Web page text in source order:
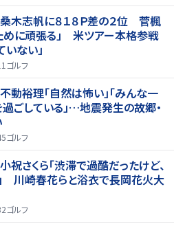
桑木志帆に８１８Ｐ差の２位 菅楓
めに頑張る」 米ツアー本格参戦
いない」
ゴルフ
不動裕理「自然は怖い」「みんな一
ごしている」…地震発生の故郷・
ゴルフ
小祝さくら「渋滞で過酷だったけど、
川崎春花らと浴衣で長岡花火大
ゴルフ